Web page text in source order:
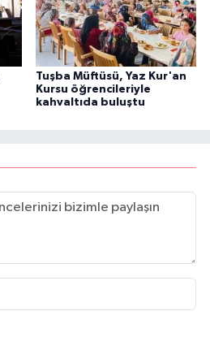
Tuşba Müftüsü, Yaz Kur'an
Kursu öğrencileriyle
kahvaltıda buluştu